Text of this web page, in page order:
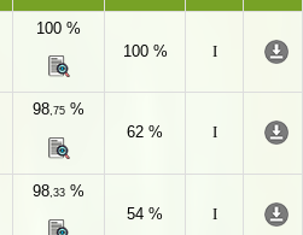
100 %
100 %
I
98,75 %
62 %
I
98,33 %
54 %
I